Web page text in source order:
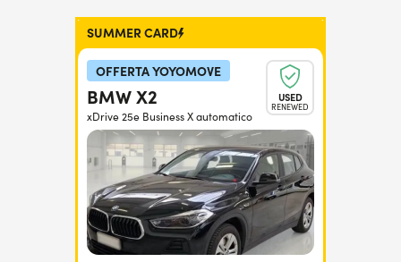
SUMMER CARD
OFFERTA YOYOMOVE
USED
RENEWED
BMW X2
xDrive 25e Business X automatico